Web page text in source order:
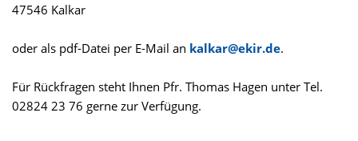
47546 Kalkar
oder als pdf-Datei per E-Mail an kalkar@ekir.de.
Für Rückfragen steht Ihnen Pfr. Thomas Hagen unter Tel.
02824 23 76 gerne zur Verfügung.